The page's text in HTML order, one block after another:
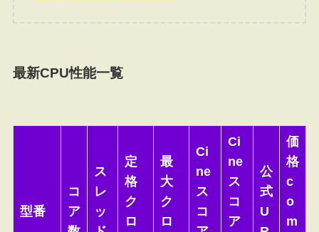
最新CPU性能一覧
型番
コ
ア
ス
レ
ッ
定
格
ク
ロ
最
大
ク
ロ
Ci
ne
ス
コ
Ci
ne
ス
コ
ア
公
式
U
価
格
c
o
m